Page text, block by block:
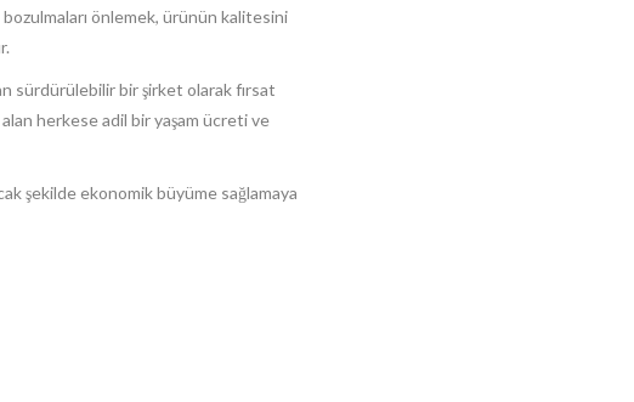
bozulmaları önlemek, ürünün kalitesini
sürdürülebilir bir şirket olarak fırsat
herkese adil bir yaşam ücreti ve
şekilde ekonomik büyüme sağlamaya